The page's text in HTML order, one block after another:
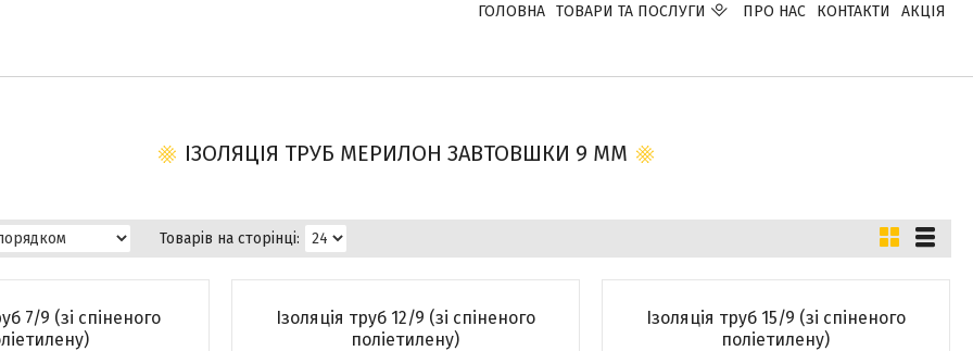
ГОЛОВНА ТОВАРИ ТА ПОСЛУГИ ПРО НАС КОНТАКТИ АКЦІЯ
ІЗОЛЯЦІЯ ТРУБ МЕРИЛОН ЗАВТОВШКИ 9 ММ
7/9 (зі спіненого
Ізоляція труб 12/9 (зі спіненого
поліетилену)
Ізоляція труб 15/9 (зі спіненого
поліетилену)